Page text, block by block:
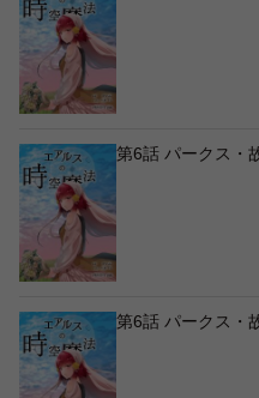
第6話 パークス・
第6話 パークス・